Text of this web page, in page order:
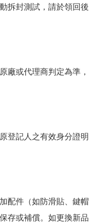
拆封測試，請於領回後
廠或代理商判定為準，
登記人之有效身分證明
配件（如防滑貼、鍵帽
存或補償。如更換新品